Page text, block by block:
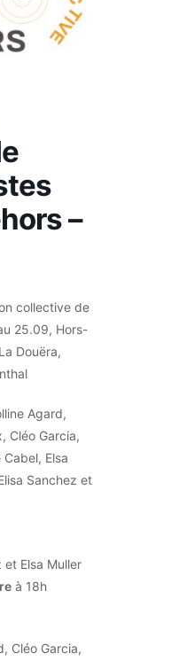
–
collective de
25.09, Hors-
Douëra,
Agard,
Cléo Garcia,
Elsa
Sanchez et
et Elsa Muller
à 18h
Cléo Garcia,